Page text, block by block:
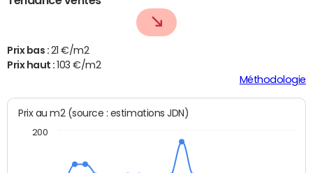
Prix bas : 21 €/m2
Prix haut : 103 €/m2
Méthodologie
Prix au m2 (source : estimations JDN)
200